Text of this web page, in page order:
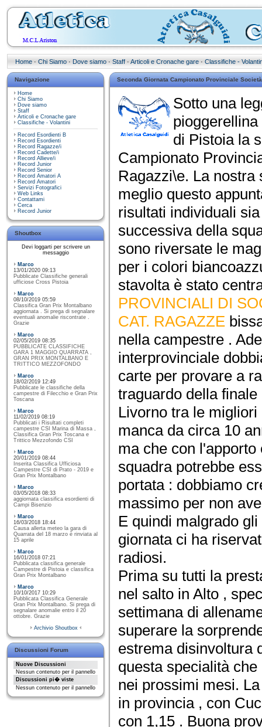
Home · Chi Siamo · Dove siamo · Staff · Articoli e Cronache gare · Classifiche -
Navigazione
Home
Chi Siamo
Dove siamo
Staff
Articoli e Cronache gare
Classifiche - Volantini
Record Esordienti B
Record Esordienti
Record Ragazze/i
Record Cadette/i
Record Allieve/i
Record Junior
Record Senior
Record Amatori A
Record Amatori
Servizi Fotografici
Web Links
Contattami
Cerca
Record Junior
Shoutbox
Devi loggarti per scrivere un
messaggio
Marco
13/01/2020 09:13
Pubblicate Classifiche generali
ufficiose Cross Pistoia
Marco
08/10/2019 05:59
Classifica Gran Prix Montalbano
aggiornata . Si prega di segnalare
eventuali anomalie riscontrate .
Grazie
Marco
02/05/2019 08:35
PUBBLICATE CLASSIFICHE
GARA 1 MAGGIO QUARRATA ,
GRAN PRIX MONTALBANO E
TRITTICO MEZZOFONDO
Marco
18/02/2019 12:49
Pubblicate le classifiche della
campestre di Filecchio e Gran Prix
Toscana
Marco
11/02/2019 08:19
Pubblicati i Risultati completi
campestre CSI Marina di Massa ,
Classifica Gran Prix Toscana e
Trittico Mezzofondo CSI
Marco
20/01/2019 08:44
Inserita Classifica Ufficiosa
Campestre CSI di Prato - 2019 e
Gran Prix Montalbano
Marco
03/05/2018 08:33
aggiornata classifica esordienti di
Campi Bisenzio
Marco
16/03/2018 18:44
Causa allerta meteo la gara di
Quarrata del 18 marzo è rinviata al
15 aprile
Marco
16/01/2018 07:21
Pubblicata classifica generale
Campestre di Pistoia e classifica
Gran Prix Montalbano
Marco
10/10/2017 10:29
Pubblicata Classifica Generale
Gran Prix Montalbano. Si prega di
segnalare anomalie entro il 20
ottobre. Grazie
Archivio Shoutbox
Discussioni Forum
Nuove Discussioni
Nessun contenuto per il pannello
Discussioni pi� viste
Nessun contenuto per il pannello
Seconda Giornata Campionato Provinciale Società
Sotto una
di Pistoia la
Campionato
Ragazzi\e. La nostra
meglio questo
risultati individuali
successiva della
sono riversate le
per i colori
stavolta è stato
PROVINCIALI DI
CAT. RAGAZZE
nella campestre .
interprovinciale
carte per provare a
traguardo della
Livorno tra le
manca da circa 10
ma che con
squadra potrebbe
portata : dobbiamo
massimo per non
E quindi malgrado
giornata ci ha
radiosi.
Prima su tutti la
nel salto in Alto ,
settimana di
superare la
estrema disinvoltura
questa specialità
nei prossimi mesi.
in provincia , con
con 1,15 . Buona